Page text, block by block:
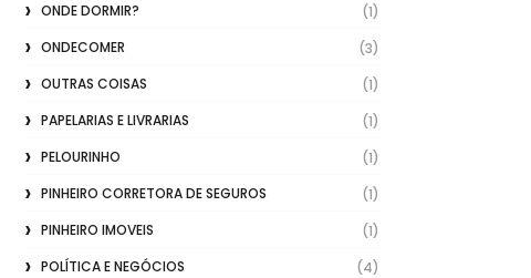
ONDE DORMIR?
(1)
ONDECOMER
(3)
OUTRAS COISAS
(1)
PAPELARIAS E LIVRARIAS
(1)
PELOURINHO
(1)
PINHEIRO CORRETORA DE SEGUROS
(1)
PINHEIRO IMOVEIS
(1)
POLÍTICA E NEGÓCIOS
(4)